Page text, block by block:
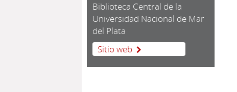
Biblioteca Central de la
Universidad Nacional de Mar
del Plata
Sitio web